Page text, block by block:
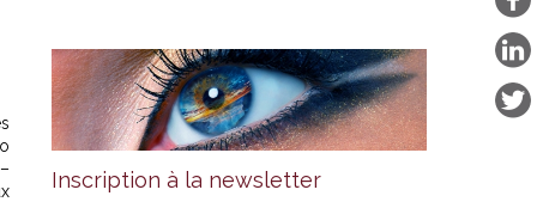
Inscription à la newsletter